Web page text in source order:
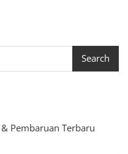
Search
Pembaruan Terbaru